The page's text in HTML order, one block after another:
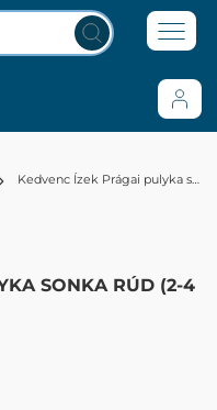
Kedvenc Ízek Prágai pulyka sonka rúd (2-4 kg, 9 db/#) SZGL
SONKA RÚD (2-4